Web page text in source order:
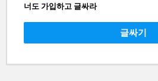
CREATE
너도 가입하고 글싸라
글싸기